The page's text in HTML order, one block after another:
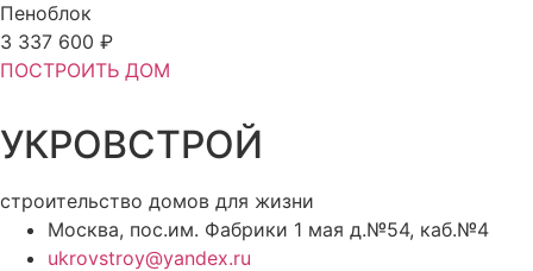
Пеноблок
3 337 600 ₽
ПОСТРОИТЬ ДОМ
УКРОВСТРОЙ
строительство домов для жизни
Москва, пос.им. Фабрики 1 мая д.№54, каб.№4
ukrovstroy@yandex.ru